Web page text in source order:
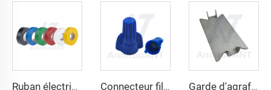
Ruban électrique Connecteur filaire à vis sans ailes Garde d'agrafage